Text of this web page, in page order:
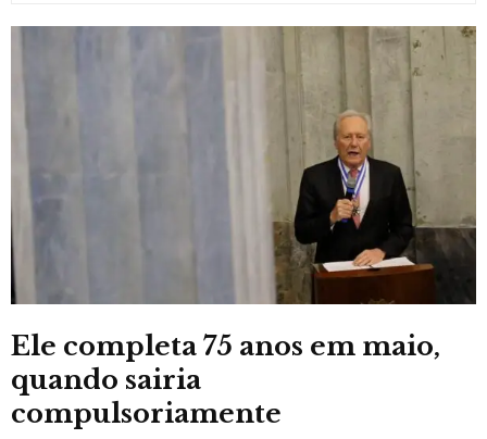
Ele completa 75 anos em maio,
quando sairia
compulsoriamente